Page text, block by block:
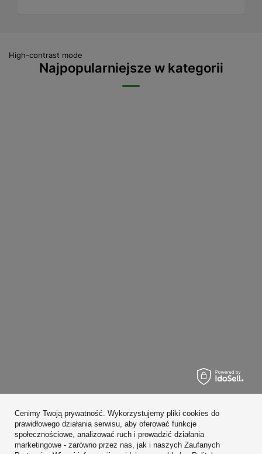
High-contrast mode
Najpopularniejsze w kategorii
Konto
Regulaminy
Cenimy Twoją prywatność. Wykorzystujemy pliki cookies do
prawidłowego działania serwisu, aby oferować funkcje
społecznościowe, analizować ruch i prowadzić działania
marketingowe - zarówno przez nas, jak i naszych Zaufanych